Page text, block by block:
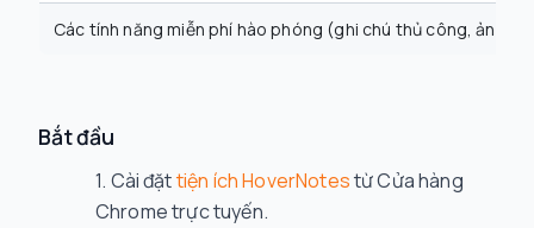
Các tính năng miễn phí hào phóng (ghi chú thủ công, ảnh
Bắt đầu
Cài đặttiện ích HoverNotestừ Cửa hàng
Chrome trực tuyến.